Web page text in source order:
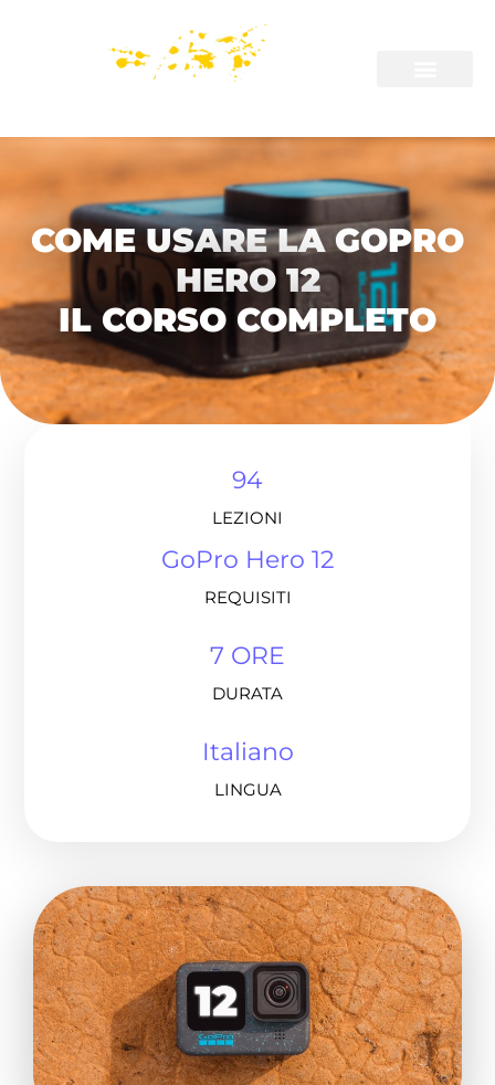
COME USARE LA GOPRO
HERO 12
IL CORSO COMPLETO
94
LEZIONI
GoPro Hero 12
REQUISITI
7 ORE
DURATA
Italiano
LINGUA